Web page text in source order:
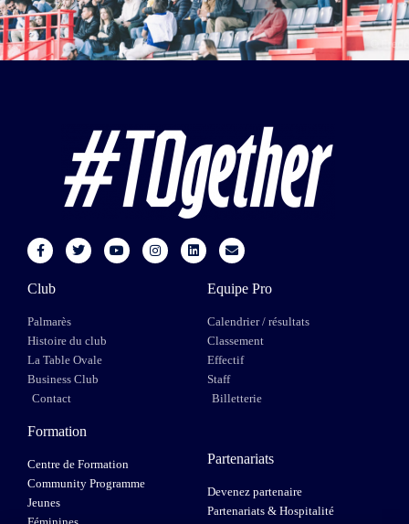
Club
Palmarès
Histoire du club
La Table Ovale
Business Club
Contact
Equipe Pro
Calendrier / résultats
Classement
Effectif
Staff
Billetterie
Formation
Centre de Formation
Community Programme
Jeunes
Partenariats
Devenez partenaire
Partenariats & Hospitalité